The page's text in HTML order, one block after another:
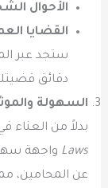
الأحوال
القضايا
ستجد عبر
دقائق
السهولة
بدلاً من العناء
Laws واجهة
عن المحامين،